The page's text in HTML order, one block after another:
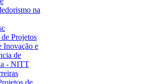
na
Projetos
Inovação e
de
- NITT
de